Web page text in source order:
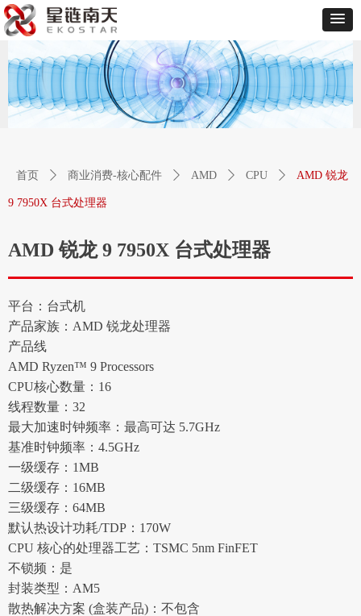
首页 ꄲ 商业消费-核心配件 ꄲ AMD ꄲ CPU ꄲ AMD 锐龙
9 7950X 台式处理器
AMD 锐龙 9 7950X 台式处理器
平台：台式机
产品家族：AMD 锐龙处理器
产品线
AMD Ryzen™ 9 Processors
CPU核心数量：16
线程数量：32
最大加速时钟频率：最高可达 5.7GHz
基准时钟频率：4.5GHz
一级缓存：1MB
二级缓存：16MB
三级缓存：64MB
默认热设计功耗/TDP：170W
CPU 核心的处理器工艺：TSMC 5nm FinFET
不锁频：是
封装类型：AM5
散热解决方案 (盒装产品)：不包含